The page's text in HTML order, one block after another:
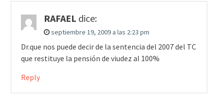
RAFAEL dice:
septiembre 19, 2009 a las 2:23 pm
Dr.que nos puede decir de la sentencia del 2007 del TC
que restituye la pensión de viudez al 100%
Reply